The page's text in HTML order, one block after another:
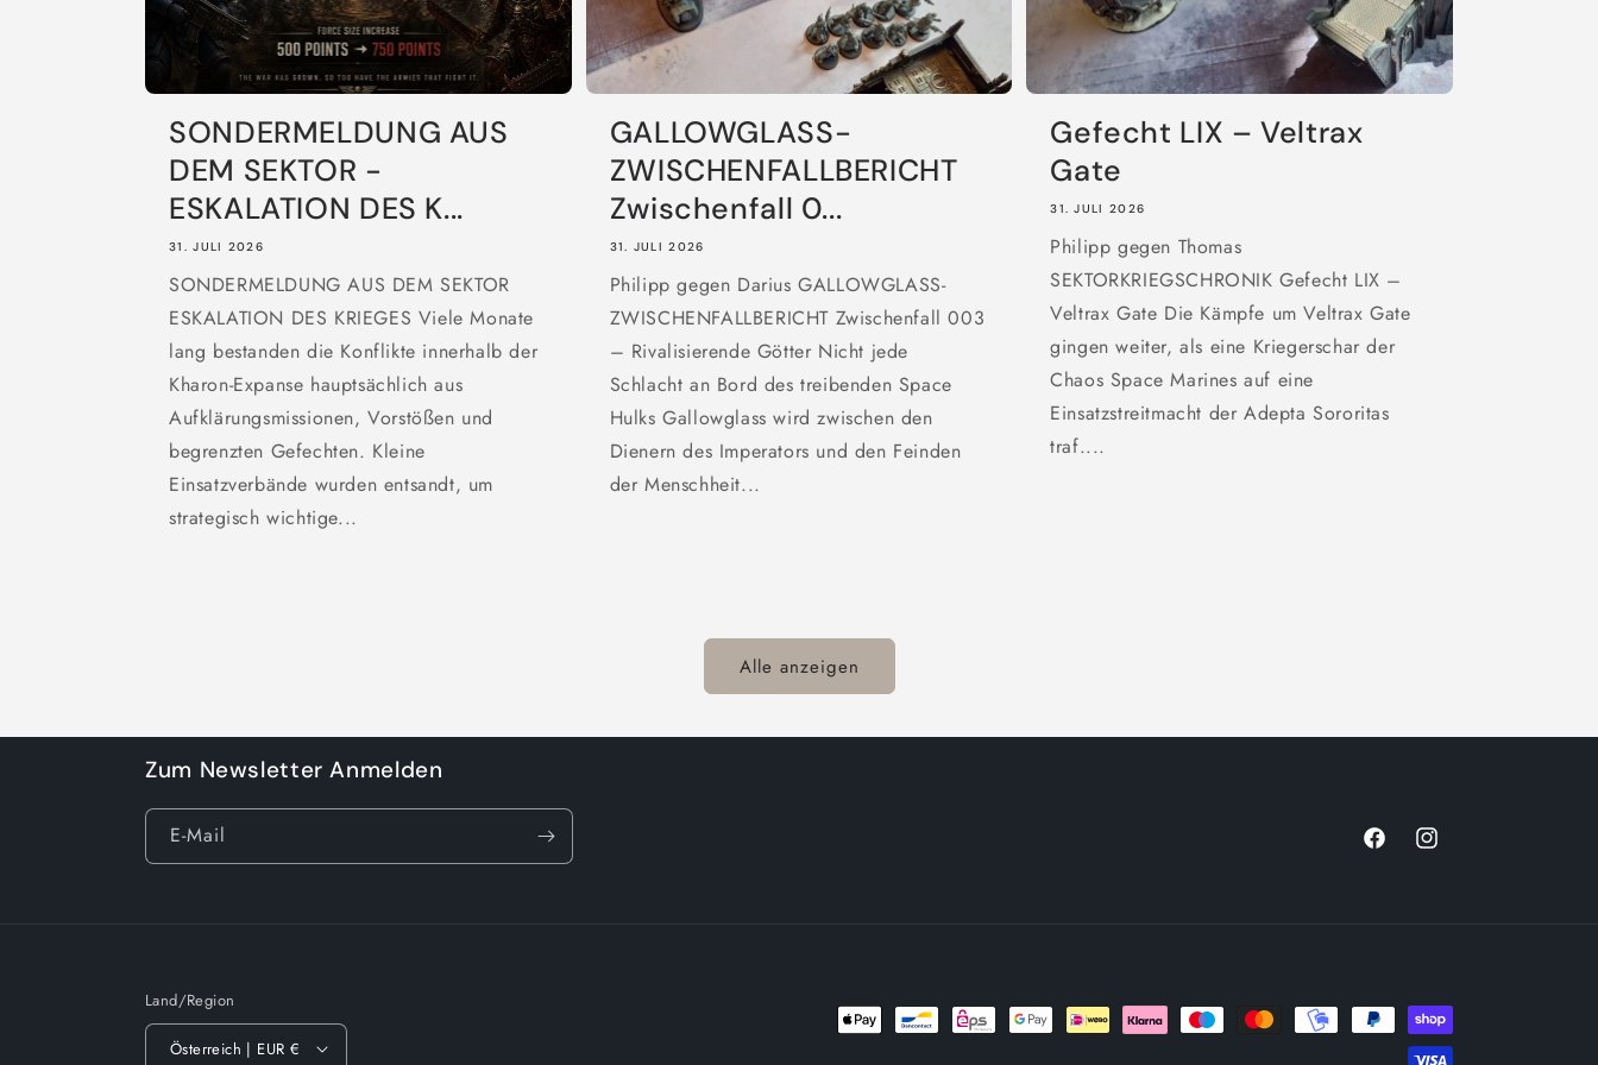
SONDERMELDUNG AUS
DEM SEKTOR -
ESKALATION DES K...
31. JULI 2026
SONDERMELDUNG AUS DEM SEKTOR
ESKALATION DES KRIEGES Viele Monate
lang bestanden die Konflikte innerhalb der
Kharon-Expanse hauptsächlich aus
Aufklärungsmissionen, Vorstößen und
begrenzten Gefechten. Kleine
Einsatzverbände wurden entsandt, um
strategisch wichtige...
GALLOWGLASS-
ZWISCHENFALLBERICHT
Zwischenfall 0...
31. JULI 2026
Philipp gegen Darius GALLOWGLASS-
ZWISCHENFALLBERICHT Zwischenfall 003
– Rivalisierende Götter Nicht jede
Schlacht an Bord des treibenden Space
Hulks Gallowglass wird zwischen den
Dienern des Imperators und den Feinden
der Menschheit...
Gefecht LIX – Veltrax
Gate
31. JULI 2026
Philipp gegen Thomas
SEKTORKRIEGSCHRONIK Gefecht LIX –
Veltrax Gate Die Kämpfe um Veltrax Gate
gingen weiter, als eine Kriegerschar der
Chaos Space Marines auf eine
Einsatzstreitmacht der Adepta Sororitas
traf....
Alle anzeigen
Zum Newsletter Anmelden
E-Mail
FacebookInstagram
Land/Region
Österreich | EUR €
Zahlungsmethoden